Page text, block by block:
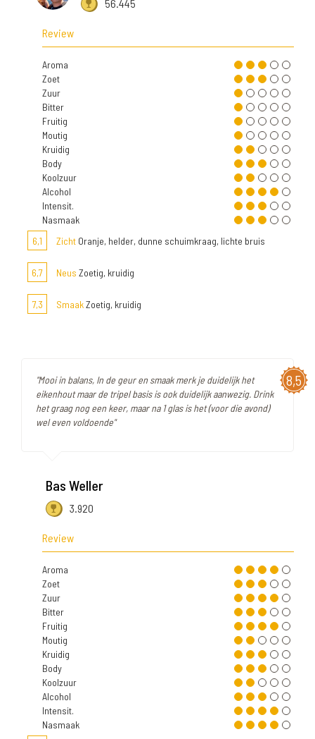
56.445
Review
Aroma
Zoet
Zuur
Bitter
Fruitig
Moutig
Kruidig
Body
Koolzuur
Alcohol
Intensit.
Nasmaak
6,1
Zicht Oranje, helder, dunne schuimkraag, lichte bruis
6,7 Neus Zoetig, kruidig
7,3 SmaakZoetig, kruidig
8,5
"Mooi in balans, In de geur en smaak merk je duidelijk het
eikenhout maar de tripel basis is ook duidelijk aanwezig. Drink
het graag nog een keer, maar na 1 glas is het (voor die avond)
wel even voldoende"
Bas Weller
3.920
Review
Aroma
Zoet
Zuur
Bitter
Fruitig
Moutig
Kruidig
Body
Koolzuur
Alcohol
Intensit.
Nasmaak